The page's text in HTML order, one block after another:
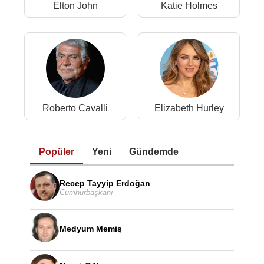
tarihinde yayınlandı; Full Length&Fabulous: The
Beckham’s World Cup Party Victoria ve David’in
nasıl bir Dünya Kupası Partisi verdiklerini anlatan
bir programdır ve amacı yardım kuruluşları için para
toplamaktır. Sonuncusu ise NBC televizyonu ile 6
bölümlük hazırlanacak olan ve Beckhamların
Amerika’ya gidişlerini konu alan Victoria
Beckham:Coming to America’dır. Bu program
Amerikan basını tarafından oldukça eleştirilse de 16
(4,9 milyon Amerikalı tarafından izlenir) üçüncü
program olur. Her ne kadar 6 bölümlük planmışsa
da bir saat ve tek seferlik bir şov olur.
ise 3,5 milyon insan tarafından izlenir.
Victoria’nın evliliği ve müzik kariyeri, onu
İngiltere
’nin 52. En Zengin Kadın’ı yapar. Eşiyle
toplam servetinin 112 milyon £ olduğu tahmin
Elton John Katie Holmes
Roberto Cavalli Elizabeth Hurley
Popüler Yeni Gündemde
Recep Tayyip Erdoğan
Cumhurbaşkanı
Medyum Memiş